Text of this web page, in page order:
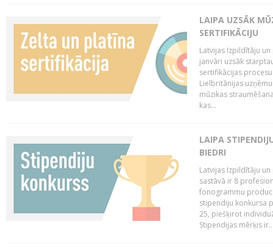
LAIPA UZSĀK
SERTIFIKĀCIJU
Latvijas Izpildītāju
janvāri uzsāk
sertifikācijas
Lielbritānijas
mūzikas
kas...
LAIPA
BIEDRI
Latvijas Izpildītāju
sastāvā ir 8
fonogrammu
stipendiju konkursa
25, piešķirot
Stipendijas mērķis